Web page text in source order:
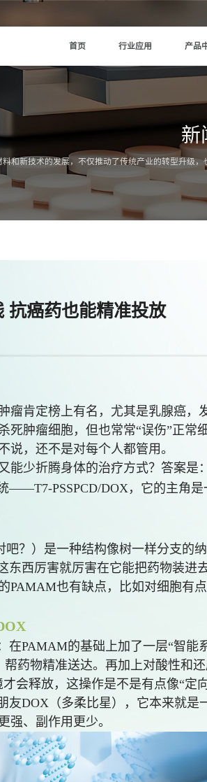
首页 行业应用 产品
新
料和新技术的发展，不仅推动了传统产业的转型升级
抗癌药也能精准投放
瘤肯定榜上有名，尤其是乳腺癌，
死肿瘤细胞，但也常常“误伤”正常
说，还不是对每个人都管用。
能少折腾身体的治疗方式？答案是
——T7-PSSPCD/DOX，它的主角
？）是一种结构像树一样分支的
东西厉害就厉害在它能把药物装进
PAMAM也有缺点，比如对细胞有
在PAMAM的基础上加了一层“智能
药物精准送达。再加上对酸性和
会释放，这操作是不是有点像“定向
友DOX（多柔比星），它本来就是
强、副作用更少。